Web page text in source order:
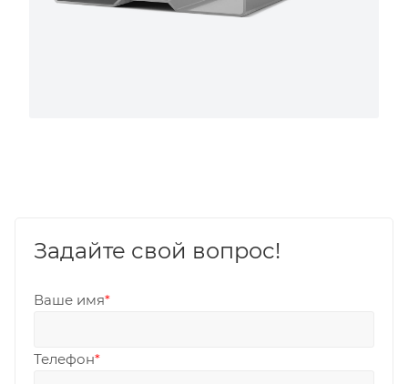
Задайте свой вопрос!
Ваше имя*
Телефон*